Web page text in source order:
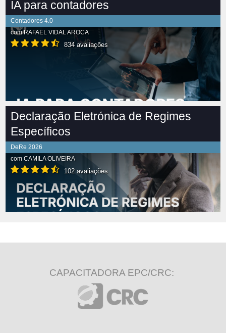
IA para contadores
Contadores 4.0
comRAFAEL VIDAL AROCA
834 avaliações
Declaração Eletrónica de Regimes
Específicos
DeRe 2026
com CAMILA OLIVEIRA
102 avaliações
CAPACITADORA EPC/CRC: